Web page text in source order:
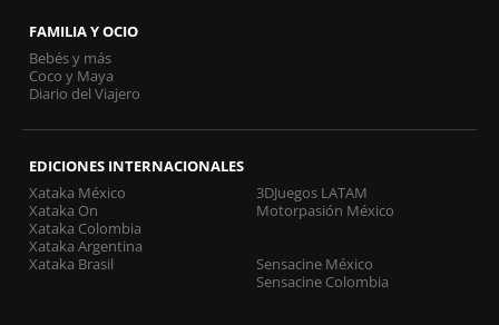
FAMILIA Y OCIO
Bebés y más
Coco y Maya
Diario del Viajero
EDICIONES INTERNACIONALES
Xataka México
Xataka On
Xataka Colombia
Xataka Argentina
Xataka Brasil
3DJuegos LATAM
Motorpasión México
Sensacine México
Sensacine Colombia